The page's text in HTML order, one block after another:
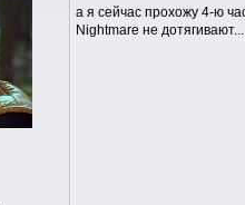
а я сейчас прохожу 4-ю
Nightmare не дотягивают...